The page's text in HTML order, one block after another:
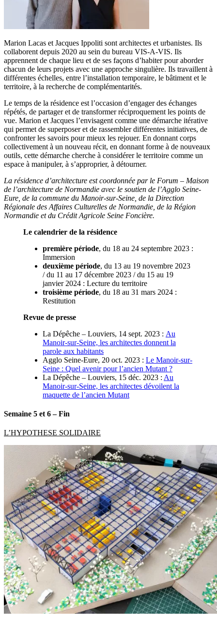
Marion Lacas et Jacques Ippoliti sont architectes et urbanistes. Ils
collaborent depuis 2020 au sein du bureau VIS-A-VIS. Ils
apprennent de chaque lieu et de ses façons d’habiter pour aborder
chacun de leurs projets avec une approche singulière. Ils travaillent à
différentes échelles, entre l’installation temporaire, le bâtiment et le
territoire, à la recherche de complémentarités.
Le temps de la résidence est l’occasion d’engager des échanges
répétés, de partager et de transformer réciproquement les points de
vue. Marion et Jacques l’envisagent comme une démarche itérative
qui permet de superposer et de rassembler différentes initiatives, de
confronter les savoirs pour mieux les rejouer. En donnant corps
collectivement à un nouveau récit, en donnant forme à de nouveaux
outils, cette démarche cherche à considérer le territoire comme un
espace à manipuler, à s’approprier, à détourner.
La résidence d’architecture est coordonnée par le Forum – Maison
de l’architecture de Normandie avec le soutien de l’Agglo Seine-
Eure, de la commune du Manoir-sur-Seine, de la Direction
Régionale des Affaires Culturelles de Normandie, de la Région
Normandie et du Crédit Agricole Seine Foncière.
Le calendrier de la résidence
première période, du 18 au 24 septembre 2023 :
Immersion
deuxième période, du 13 au 19 novembre 2023
/ du 11 au 17 décembre 2023 / du 15 au 19
janvier 2024 : Lecture du territoire
troisième période, du 18 au 31 mars 2024 :
Restitution
Revue de presse
La Dépêche – Louviers, 14 sept. 2023 : Au
Manoir-sur-Seine, les architectes donnent la
parole aux habitants
Agglo Seine-Eure, 20 oct. 2023 : Le Manoir-sur-
Seine : Quel avenir pour l’ancien Mutant ?
La Dépêche – Louviers, 15 déc. 2023 : Au
Manoir-sur-Seine, les architectes dévoilent la
maquette de l’ancien Mutant
Semaine 5 et 6– Fin
L’HYPOTHESE SOLIDAIRE